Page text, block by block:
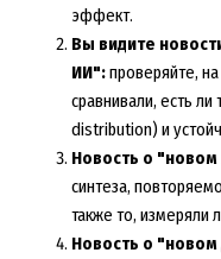
эффект.
Вы видите
ИИ":проверяйте, на
сравнивали, есть
distribution) и
Новость о
синтеза,
также то, измеряли
Новость о